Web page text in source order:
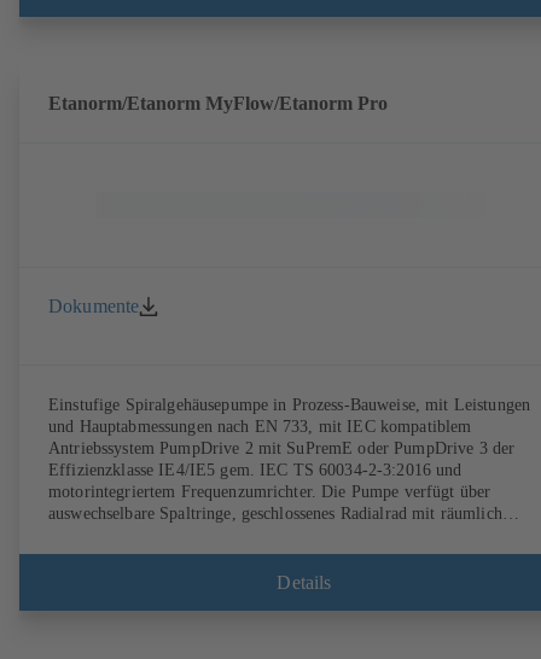
Etanorm/Etanorm MyFlow/Etanorm Pro
Dokumente
Einstufige Spiralgehäusepumpe in Prozess-Bauweise, mit Leistungen
und Hauptabmessungen nach EN 733, mit IEC kompatiblem
Antriebssystem PumpDrive 2 mit SuPremE oder PumpDrive 3 der
Effizienzklasse IE4/IE5 gem. IEC TS 60034-2-3:2016 und
motorintegriertem Frequenzumrichter. Die Pumpe verfügt über
auswechselbare Spaltringe, geschlossenes Radialrad mit räumlich
EN 12756, Welle im Bereich der Wellendichtung mit auswechselbarer
Wellenschutzhülse. Die Prozessbauweise ermöglicht eine Demontage
Details